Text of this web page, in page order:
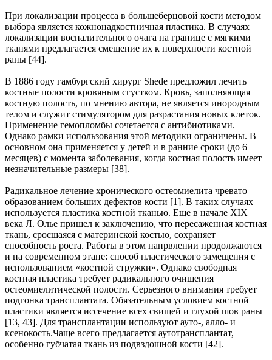
При локализации процесса в большеберцовой кости методом
выбора является кожнонадкостничная пластика. В случаях
локализации воспалительного очага на границе с мягкими
тканями предлагается смещение их к поверхности костной
раны [44].
В 1886 году гамбургский хирург Shede предложил лечить
костные полости кровяным сгустком. Кровь, заполняющая
костную полость, по мнению автора, не является инородным
телом и служит стимулятором для разрастания новых клеток.
Применение гемопломбы сочетается с антибиотиками.
Однако рамки использования этой методики ограничены. В
основном она применяется у детей и в ранние сроки (до 6
месяцев) с момента заболевания, когда костная полость имеет
незначительные размеры [38].
Радикальное лечение хронического остеомиелита чревато
образованием больших дефектов кости [1]. В таких случаях
используется пластика костной тканью. Еще в начале XIX
века Л. Олье пришел к заключению, что пересаженная костная
ткань, сросшаяся с материнской костью, сохраняет
способность роста. Работы в этом напрвлении продолжаются
и на современном этапе: способ пластического замещения с
использованием «костной стружки». Однако свободная
костная пластика требует радикального очищения
остеомиелитической полости. Серьезного внимания требует
подгонка трансплантата. Обязательным условием костной
пластики является иссечение всех свищей и глухой шов раны
[13, 43]. Для трансплантации используют ауто-, алло- и
ксенокость.Чаще всего предлагается аутотрансплантат,
особенно губчатая ткань из подвздошной кости [42].